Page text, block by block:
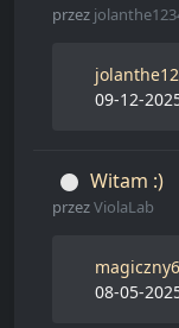
przez
09-12-
Witam :)
przezViolaLab
magiczny6
08-05-